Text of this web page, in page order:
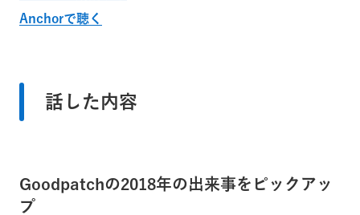
Anchorで聴く
話した内容
Goodpatchの2018年の出来事をピックアッ
プ